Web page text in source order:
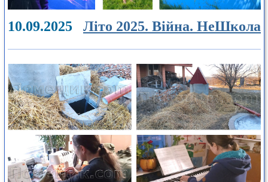
10.09.2025 Літо 2025. Війна. НеШкола